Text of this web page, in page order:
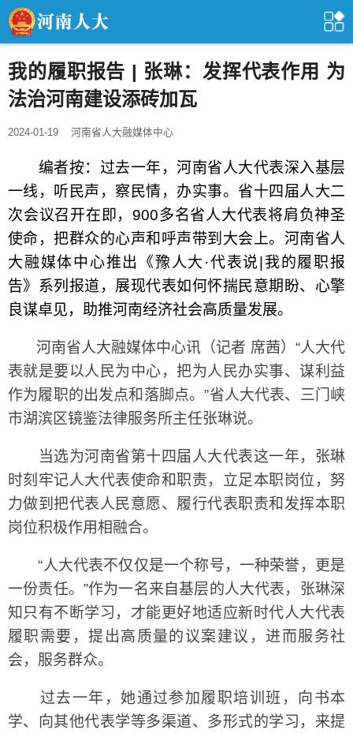
我的履职报告 | 张琳：发挥代表作用 为
法治河南建设添砖加瓦
2024-01-19 河南省人大融媒体中心
编者按：过去一年，河南省人大代表深入基层
一线，听民声，察民情，办实事。省十四届人大二
次会议召开在即，900多名省人大代表将肩负神圣
使命，把群众的心声和呼声带到大会上。河南省人
大融媒体中心推出《豫人大·代表说|我的履职报
告》系列报道，展现代表如何怀揣民意期盼、心擎
良谋卓见，助推河南经济社会高质量发展。
河南省人大融媒体中心讯（记者 席茜）“人大代
表就是要以人民为中心，把为人民办实事、谋利益
作为履职的出发点和落脚点。”省人大代表、三门峡
市湖滨区镜鉴法律服务所主任张琳说。
当选为河南省第十四届人大代表这一年，张琳
时刻牢记人大代表使命和职责，立足本职岗位，努
力做到把代表人民意愿、履行代表职责和发挥本职
岗位积极作用相融合。
“人大代表不仅仅是一个称号，一种荣誉，更是
一份责任。”作为一名来自基层的人大代表，张琳深
知只有不断学习，才能更好地适应新时代人大代表
履职需要，提出高质量的议案建议，进而服务社
会，服务群众。
过去一年，她通过参加履职培训班，向书本
学、向其他代表学等多渠道、多形式的学习，来提